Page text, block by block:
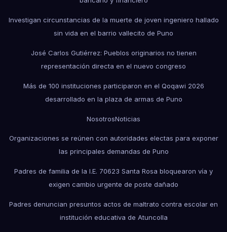
Investigan circunstancias de la muerte de joven ingeniero hallado
sin vida en el barrio vallecito de Puno
José Carlos Gutiérrez: Pueblos originarios no tienen
representación directa en el nuevo congreso
Más de 100 instituciones participaron en el Qoqawi 2026
desarrollado en la plaza de armas de Puno
NosotrosNoticias
Organizaciones se reúnen con autoridades electas para exponer
las principales demandas de Puno
Padres de familia de la I.E. 70623 Santa Rosa bloquearon vía y
exigen cambio urgente de poste dañado
Padres denuncian presuntos actos de maltrato contra escolar en
institución educativa de Atuncolla